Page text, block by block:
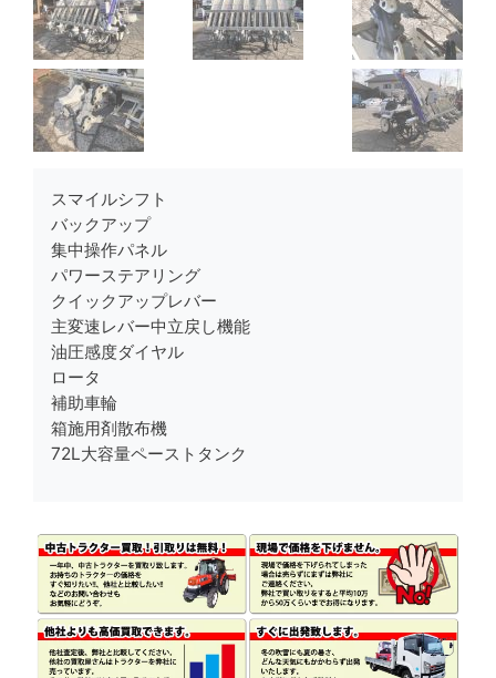
スマイルシフト
バックアップ
集中操作パネル
パワーステアリング
クイックアップレバー
主変速レバー中立戻し機能
油圧感度ダイヤル
ロータ
補助車輪
箱施用剤散布機
72L大容量ペーストタンク